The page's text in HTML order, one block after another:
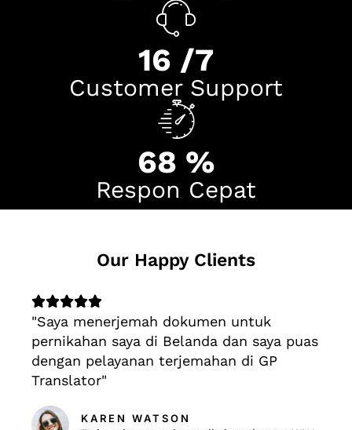
23 /7
Customer Support
96 %
Respon Cepat
Our Happy Clients
R
a
t
e
d
o
"Saya menerjemah dokumen untuk
pernikahan saya di Belanda dan saya puas
dengan pelayanan terjemahan di GP
Translator"
KAREN WATSON